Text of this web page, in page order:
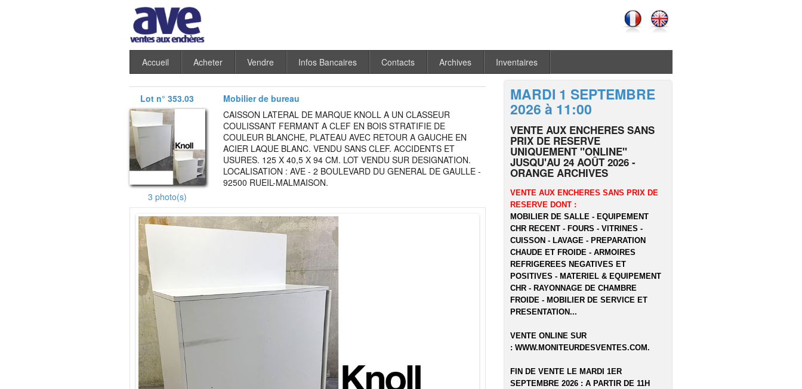
Accueil Acheter Vendre Infos Bancaires Contacts Archives Inventaires
Lot n° 353.03 Mobilier de bureau
3 photo(s)
CAISSON LATERAL DE MARQUE KNOLL A UN CLASSEUR
COULISSANT FERMANT A CLEF EN BOIS STRATIFIE DE
COULEUR BLANCHE, PLATEAU AVEC RETOUR A GAUCHE EN
ACIER LAQUE BLANC. VENDU SANS CLEF. ACCIDENTS ET
USURES. 125 X 40,5 X 94 CM. LOT VENDU SUR DESIGNATION.
LOCALISATION : AVE - 2 BOULEVARD DU GENERAL DE GAULLE -
92500 RUEIL-MALMAISON.
MARDI 1 SEPTEMBRE
2026 à 11:00
VENTE AUX ENCHERES SANS
PRIX DE RESERVE
UNIQUEMENT "ONLINE"
JUSQU'AU 24 AOÛT 2026 -
ORANGE ARCHIVES
VENTE AUX ENCHERES SANS PRIX DE
RESERVE DONT :
MOBILIER DE SALLE - EQUIPEMENT
CHR RECENT - FOURS - VITRINES -
CUISSON - LAVAGE - PREPARATION
CHAUDE ET FROIDE - ARMOIRES
REFRIGEREES NEGATIVES ET
POSITIVES - MATERIEL & EQUIPEMENT
CHR - RAYONNAGE DE CHAMBRE
FROIDE - MOBILIER DE SERVICE ET
PRESENTATION...
VENTE ONLINE SUR
: WWW.MONITEURDESVENTES.COM.
FIN DE VENTE LE MARDI 1ER
SEPTEMBRE 2026 : A PARTIR DE 11H